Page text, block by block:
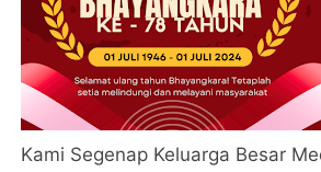
Kami Segenap Keluarga Besar